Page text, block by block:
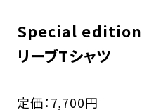
Special edition
リーブTシャツ
定価：7,700円